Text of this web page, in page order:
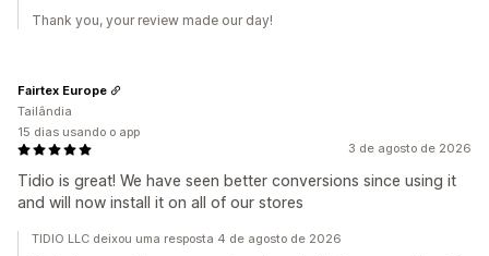
Thank you, your review made our day!
3 de agosto de 2026
Tidio is great! We have seen better conversions since using it
and will now install it on all of our stores
Fairtex Europe
Tailândia
15 dias usando o app
TIDIO LLC deixou uma resposta 4 de agosto de 2026